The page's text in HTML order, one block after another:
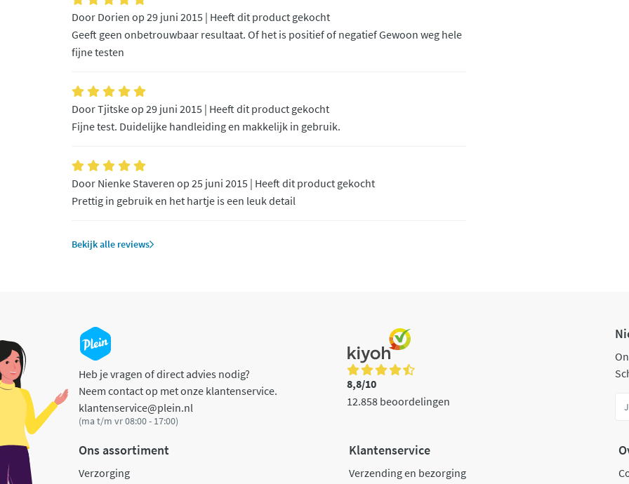
Door Dorien op 29 juni 2015 | Heeft dit product gekocht
Geeft geen onbetrouwbaar resultaat. Of het is positief of negatief Gewoon weg hele
fijne testen
Door Tjitske op 29 juni 2015 | Heeft dit product gekocht
Fijne test. Duidelijke handleiding en makkelijk in gebruik.
Door Nienke Staveren op 25 juni 2015 | Heeft dit product gekocht
Prettig in gebruik en het hartje is een leuk detail
Bekijk alle reviews
Heb je vragen of direct advies nodig?
Neem contact op met onze klantenservice.
klantenservice@plein.nl
(ma t/m vr 08:00 - 17:00)
8,8/10
12.858 beoordelingen
Ons assortiment
Verzorging
Klantenservice
Verzending en bezorging